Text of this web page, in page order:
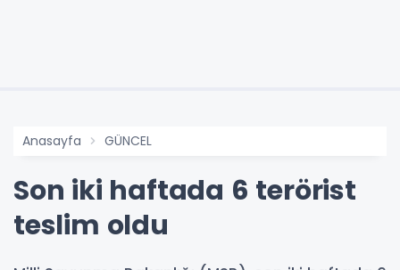
Anasayfa GÜNCEL
Son iki haftada 6 terörist
teslim oldu